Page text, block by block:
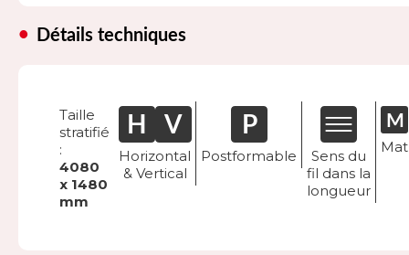
Détails techniques
Taille
stratifié
:
4080
x 1480
mm
Horizontal
& Vertical
Postformable
Sens du
fil dans la
longueur
Mat